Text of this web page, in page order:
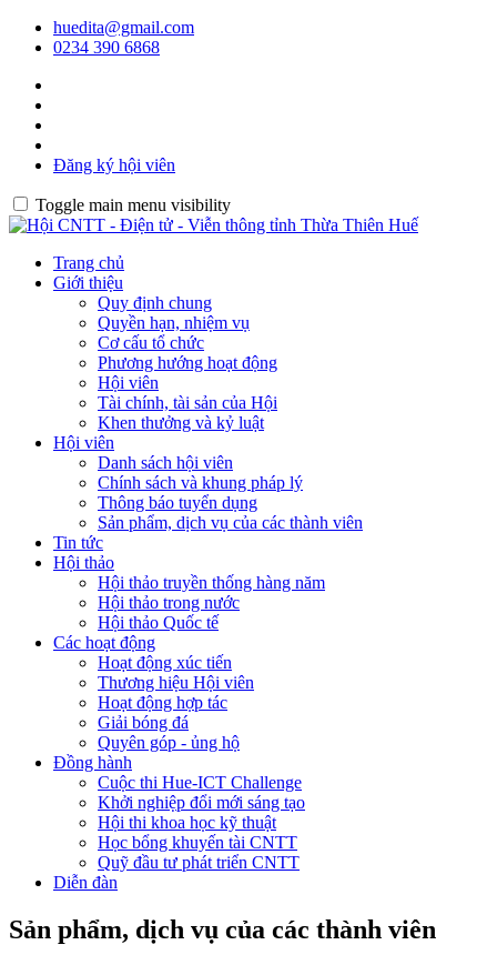
huedita@gmail.com
0234 390 6868
Đăng ký hội viên
Toggle main menu visibility
Trang chủ
Giới thiệu
Quy định chung
Quyền hạn, nhiệm vụ
Cơ cấu tổ chức
Phương hướng hoạt động
Hội viên
Tài chính, tài sản của Hội
Khen thưởng và kỷ luật
Hội viên
Danh sách hội viên
Chính sách và khung pháp lý
Thông báo tuyển dụng
Sản phẩm, dịch vụ của các thành viên
Tin tức
Hội thảo
Hội thảo truyền thống hàng năm
Hội thảo trong nước
Hội thảo Quốc tế
Các hoạt động
Hoạt động xúc tiến
Thương hiệu Hội viên
Hoạt động hợp tác
Giải bóng đá
Quyên góp - ủng hộ
Đồng hành
Cuộc thi Hue-ICT Challenge
Khởi nghiệp đổi mới sáng tạo
Hội thi khoa học kỹ thuật
Học bổng khuyến tài CNTT
Quỹ đầu tư phát triển CNTT
Diễn đàn
Sản phẩm, dịch vụ của các thành viên